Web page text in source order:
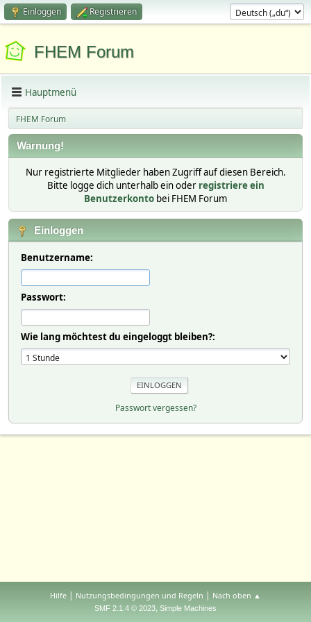
Einloggen Registrieren
FHEM Forum
Hauptmenü
FHEM Forum
Warnung!
Nur registrierte Mitglieder haben Zugriff auf diesen Bereich.
Bitte logge dich unterhalb ein oder registriere ein
Benutzerkonto bei FHEM Forum
Einloggen
Benutzername:
Passwort:
Wie lang möchtest du eingeloggt bleiben?:
Passwort vergessen?
Hilfe | Nutzungsbedingungen und Regeln | Nach oben ▲
SMF 2.1.4 © 2023, Simple Machines